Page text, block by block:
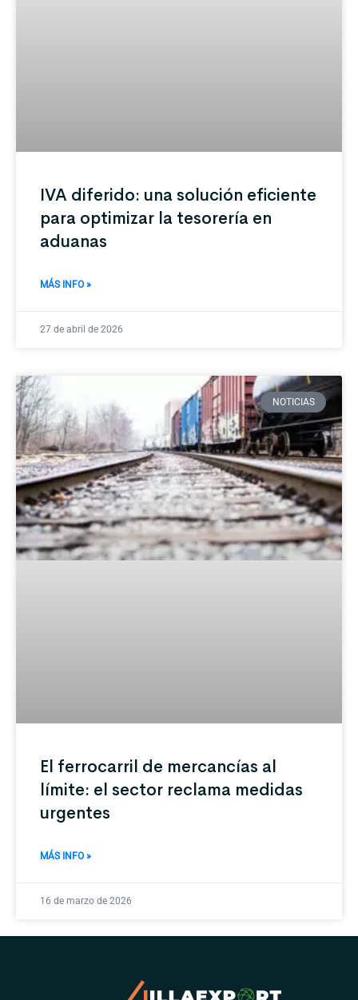
IVA diferido: una solución eficiente
para optimizar la tesorería en
aduanas
MÁS INFO »
27 de abril de 2026
NOTICIAS
El ferrocarril de mercancías al
límite: el sector reclama medidas
urgentes
MÁS INFO »
16 de marzo de 2026